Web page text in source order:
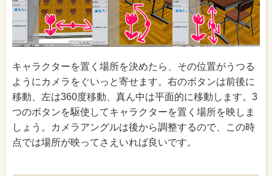
キャラクターを置く場所を決めたら、その位置がうつる
ようにカメラをぐいっと寄せます。右のボタンは前後に
移動、左は360度移動、真ん中は平面的に移動します。3
つのボタンを駆使してキャラクターを置く場所を映しま
しょう。カメラアングルは後から調整するので、この時
点では場所が映ってさえいれば良いです。